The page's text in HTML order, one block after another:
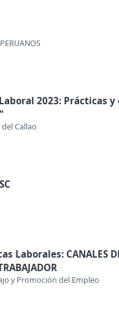
2023: Prácticas y
Callao
Laborales: CANALES
y Promoción del Empleo